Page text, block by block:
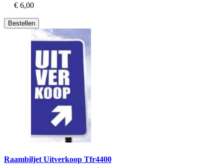
€ 6,00
Bestellen
Raambiljet Uitverkoop Tfr4400